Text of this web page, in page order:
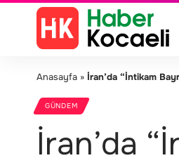
Anasayfa » İran’da “İntikam
GÜNDEM
İran’da